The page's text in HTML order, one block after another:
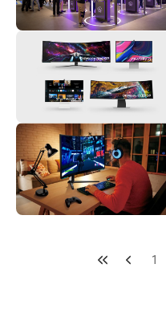
1